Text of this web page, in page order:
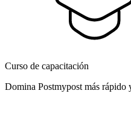
Curso de capacitación
Domina Postmypost más rápido